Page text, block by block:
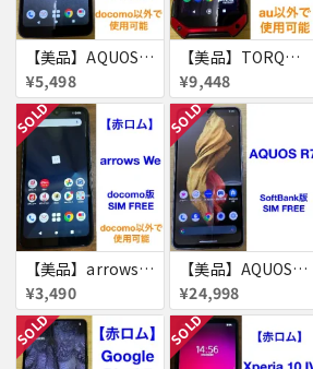
【美品】AQUOS wish3 64GB 赤ロム
¥5,498
【美品】TORQUE 5G 128GB 赤ロム
¥9,448
SOLD
【美品】arrows We 64GB 赤ロム
¥3,490
SOLD
【美品】AQUOS R7 256GB
¥24,998
SOLD SOLD